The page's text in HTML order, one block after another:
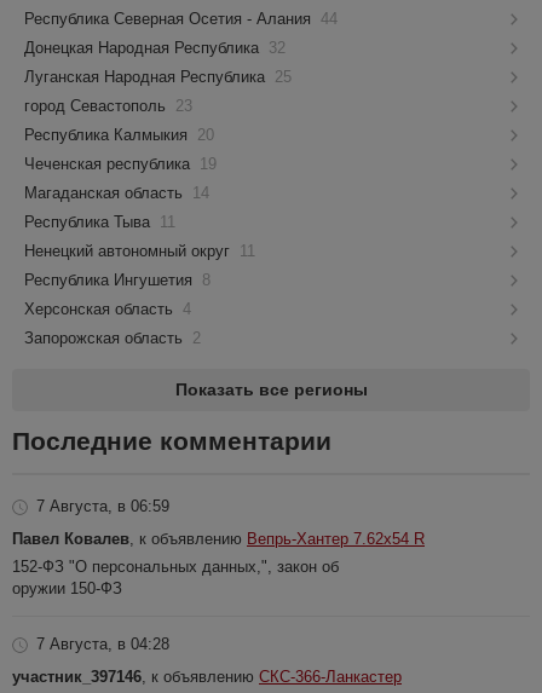
Республика Северная Осетия - Алания 44
Донецкая Народная Республика 32
Луганская Народная Республика 25
город Севастополь
23
Республика Калмыкия
20
Чеченская республика 19
Магаданская область
14
Республика Тыва 11
Ненецкий автономный округ 11
Республика Ингушетия
8
Херсонская область 4
Запорожская область
2
Показать все регионы
Последние комментарии
7 Августа, в 06:59
Павел Ковалев , к объявлению Вепрь-Хантер 7.62х54 R
152-ФЗ "О персональных данных,", закон об
оружии 150-ФЗ
7 Августа, в 04:28
участник_397146 , к объявлению СКС-366-Ланкастер